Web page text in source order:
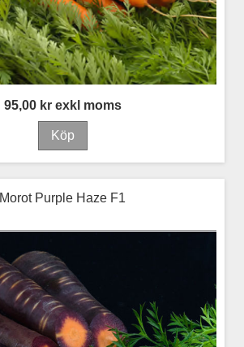
95,00 kr exkl moms
Morot Purple Haze F1